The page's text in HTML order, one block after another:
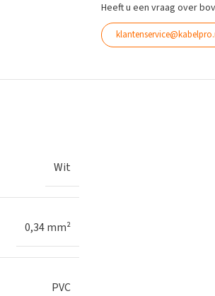
Heeft u een vraag over
Wit
0,34 mm²
PVC